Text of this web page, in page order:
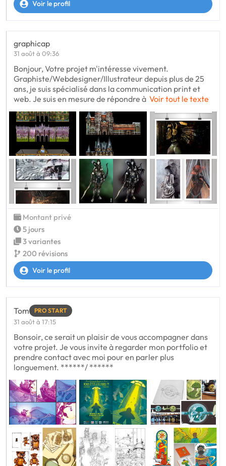
Voir le profil
graphicap
31 août à 09:36
Bonjour, Votre projet m'intéresse vivement.
Graphiste/Webdesigner/Illustrateur depuis plus de 25
ans, je suis spécialisé dans la communication print et
web. Je suis en mesure de répondre à Voir tout le texte
Montant privé
5 jours
3 variantes
200 révisions
Voir le profil
Tom PRO START
31 août à 17:15
Bonsoir, ce serait un plaisir de vous accompagner dans
votre projet. Je vous invite à regarder mon portfolio et
prendre contact avec moi pour en parler plus
longuement. ******/ ******